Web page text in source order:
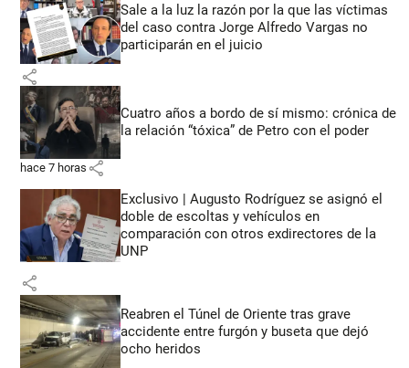
Sale a la luz la razón por la que las víctimas
del caso contra Jorge Alfredo Vargas no
participarán en el juicio
share
Cuatro años a bordo de sí mismo: crónica de
la relación “tóxica” de Petro con el poder
hace 7 horas share
Exclusivo | Augusto Rodríguez se asignó el
doble de escoltas y vehículos en
comparación con otros exdirectores de la
UNP
share
Reabren el Túnel de Oriente tras grave
accidente entre furgón y buseta que dejó
ocho heridos